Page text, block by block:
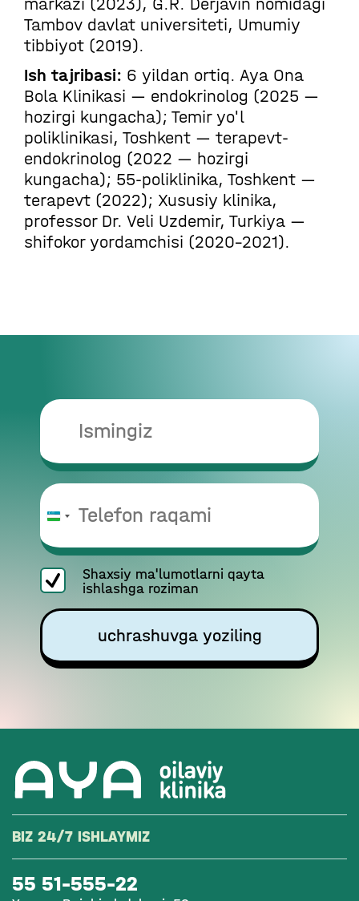
O‘zbekiston
Shaxsiy ma'lumotlarni qayta
ishlashga roziman
uchrashuvga yoziling
Tambov davlat universiteti, Umumiy
tibbiyot (2019).
Ish tajribasi: 6 yildan ortiq. Aya Ona
Bola Klinikasi — endokrinolog (2025 —
hozirgi kungacha); Temir yo'l
poliklinikasi, Toshkent — terapevt-
endokrinolog (2022 — hozirgi
kungacha); 55-poliklinika, Toshkent —
terapevt (2022); Xususiy klinika,
professor Dr. Veli Uzdemir, Turkiya —
shifokor yordamchisi (2020–2021).
BIZ 24/7 ISHLAYMIZ
55 51-555-22